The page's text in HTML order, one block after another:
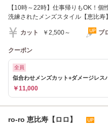
【10時～22時】仕事帰りもOK！
洗練されたメンズスタイル【恵比寿】
カット ￥2,500～ ブ
クーポン
全員
似合わせメンズカット+ダメージレス
￥11,000
ro-ro 恵比寿【ロロ】